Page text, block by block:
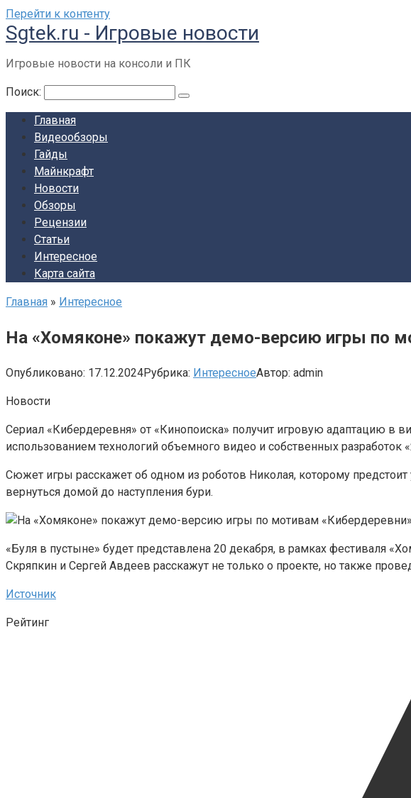
Перейти к контенту
Sgtek.ru - Игровые новости
Игровые новости на консоли и ПК
Поиск:
Главная
Видеообзоры
Гайды
Майнкрафт
Новости
Обзоры
Рецензии
Статьи
Интересное
Карта сайта
Главная » Интересное
На «Хомяконе» покажут демо-версию игры по
Опубликовано: 17.12.2024Рубрика: ИнтересноеАвтор: admin
Новости
Сериал «Кибердеревня» от «Кинопоиска» получит игровую адаптацию в
использованием технологий объемного видео и собственных разработок
Сюжет игры расскажет об одном из роботов Николая, которому
вернуться домой до наступления бури.
«Буля в пустыне» будет представлена 20 декабря, в рамках фестиваля
Скряпкин и Сергей Авдеев расскажут не только о проекте, но также
Источник
Рейтинг